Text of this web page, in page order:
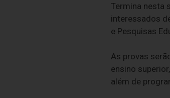
Termina nesta
interessados
e Pesquisas
As provas
ensino
além de